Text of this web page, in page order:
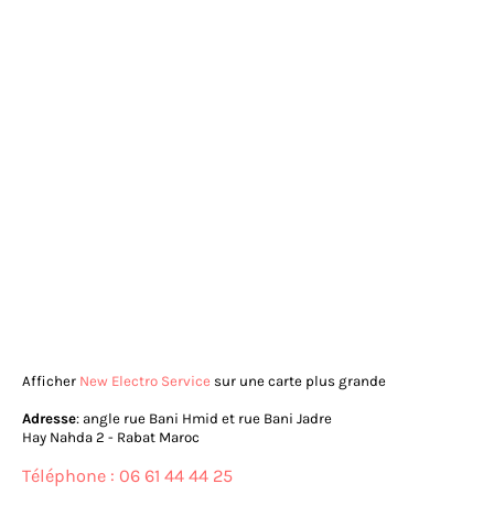
Afficher New Electro Service sur une carte plus grande
Adresse: angle rue Bani Hmid et rue Bani Jadre
Hay Nahda 2 - Rabat Maroc
Téléphone : 06 61 44 44 25